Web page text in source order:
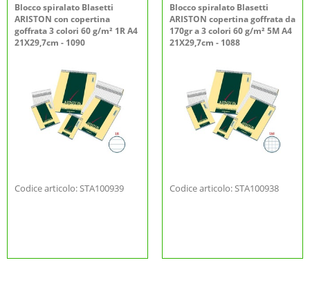
Blocco spiralato Blasetti
ARISTON con copertina
goffrata 3 colori 60 g/m² 1R A4
21X29,7cm - 1090
Codice articolo: STA100939
Blocco spiralato Blasetti
ARISTON copertina goffrata da
170gr a 3 colori 60 g/m² 5M A4
21X29,7cm - 1088
Codice articolo: STA100938